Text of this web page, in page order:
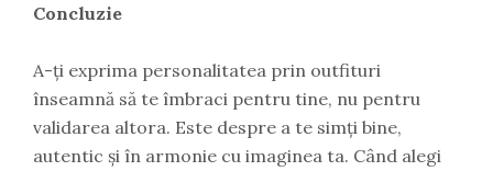
Concluzie
A-ți exprima personalitatea prin outfituri
înseamnă să te îmbraci pentru tine, nu pentru
validarea altora. Este despre a te simți bine,
autentic și în armonie cu imaginea ta. Când alegi